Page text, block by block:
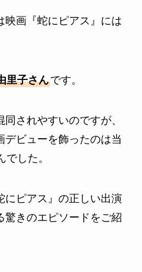
映画『蛇にピアス』には
里子さんです。
されやすいのですが、
デビューを飾ったのは当
した。
にピアス』の正しい出演
驚きのエピソードをご紹